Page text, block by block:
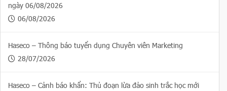
ngày 06/08/2026
06/08/2026
Haseco – Thông báo tuyển dụng Chuyên viên Marketing
28/07/2026
Haseco – Cảnh báo khẩn: Thủ đoạn lừa đảo sinh trắc học mới